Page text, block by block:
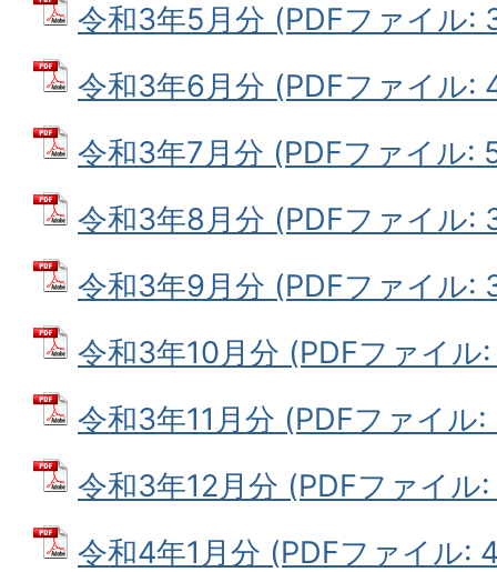
令和3年5月分 (PDFファイル:
令和3年6月分 (PDFファイル:
令和3年7月分 (PDFファイル:
令和3年8月分 (PDFファイル:
令和3年9月分 (PDFファイル:
令和3年10月分 (PDFファイル
令和3年11月分 (PDFファイル
令和3年12月分 (PDFファイル
令和4年1月分 (PDFファイル: